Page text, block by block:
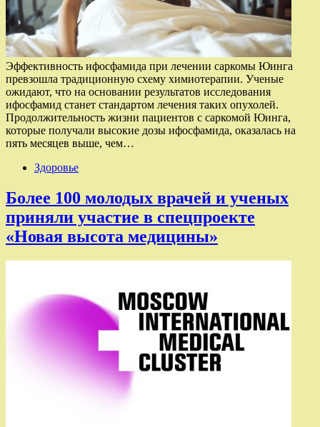
Эффективность ифосфамида при лечении саркомы Юинга
превзошла традиционную схему химиотерапии. Ученые
ожидают, что на основании результатов исследования
ифосфамид станет стандартом лечения таких опухолей.
Продолжительность жизни пациентов с саркомой Юинга,
которые получали высокие дозы ифосфамида, оказалась на
пять месяцев выше, чем…
Здоровье
Более 100 молодых врачей и ученых
приняли участие в спецпроекте
«Новая высота медицины»